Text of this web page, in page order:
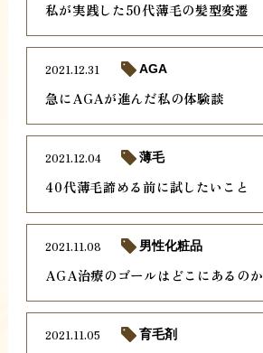
私が実践した50代薄毛の髪型変遷
急にAGAが進んだ私の体験談
2021.12.31 AGA
40代薄毛諦める前に試したいこと
2021.12.04 薄毛
AGA治療のゴールはどこにあるのか
2021.11.08 男性化粧品
2021.11.05 育毛剤